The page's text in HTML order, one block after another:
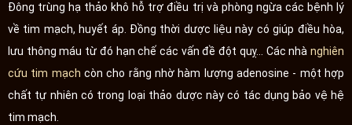
Đông trùng hạ thảo khô hỗ trợ điều trị và phòng ngừa các bệnh lý
về tim mạch, huyết áp. Đồng thời dược liệu này có giúp điều hòa,
lưu thông máu từ đó hạn chế các vấn đề đột quỵ... Các nhà nghiên
cứu tim mạch còn cho rằng nhờ hàm lượng adenosine - một hợp
chất tự nhiên có trong loại thảo dược này có tác dụng bảo vệ hệ
tim mạch.